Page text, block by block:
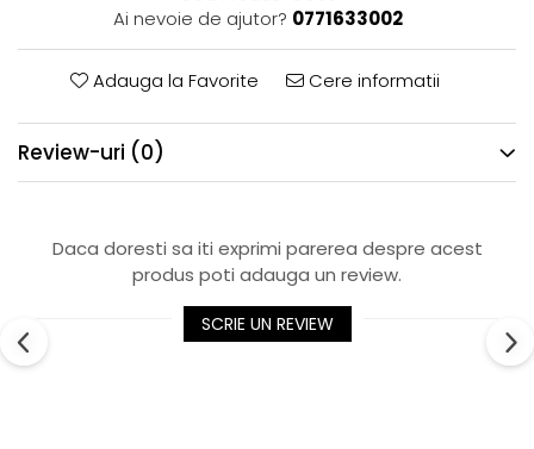
Ai nevoie de ajutor? 0771633002
Adauga la Favorite Cere informatii
Review-uri (0)
Daca doresti sa iti exprimi parerea despre acest
produs poti adauga un review.
SCRIE UN REVIEW